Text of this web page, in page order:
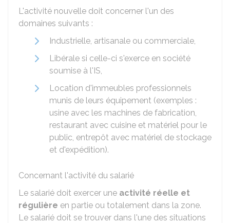
L'activité nouvelle doit concerner l'un des
domaines suivants :
Industrielle, artisanale ou commerciale,
Libérale si celle-ci s'exerce en société
soumise à l'IS,
Location d'immeubles professionnels
munis de leurs équipement (exemples :
usine avec les machines de fabrication,
restaurant avec cuisine et matériel pour le
public, entrepôt avec matériel de stockage
et d'expédition).
Concernant l'activité du salarié
Le salarié doit exercer une activité réelle et
régulière en partie ou totalement dans la zone.
Le salarié doit se trouver dans l'une des situations